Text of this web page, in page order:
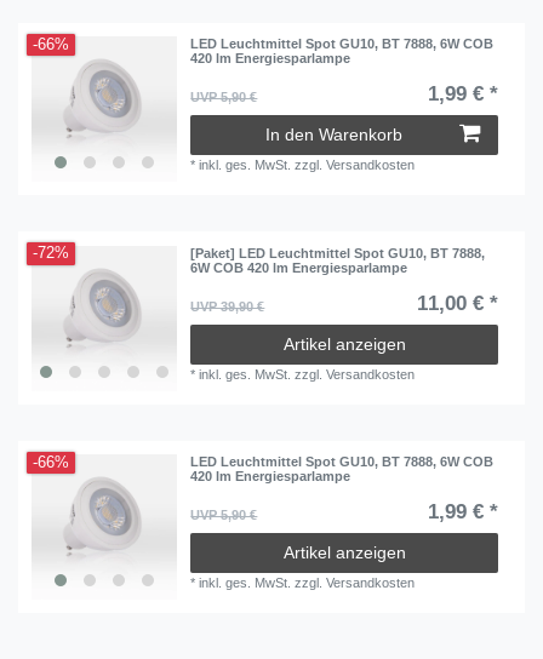
-66%
LED Leuchtmittel Spot GU10, BT 7888, 6W COB
420 lm Energiesparlampe
UVP 5,90 € 1,99 € *
In den Warenkorb
*inkl. ges. MwSt. zzgl.Versandkosten
-72%
[Paket] LED Leuchtmittel Spot GU10, BT 7888,
6W COB 420 lm Energiesparlampe
UVP 39,90 € 11,00 € *
Artikel anzeigen
*inkl. ges. MwSt. zzgl.Versandkosten
-66%
LED Leuchtmittel Spot GU10, BT 7888, 6W COB
420 lm Energiesparlampe
UVP 5,90 € 1,99 € *
Artikel anzeigen
*inkl. ges. MwSt. zzgl.Versandkosten